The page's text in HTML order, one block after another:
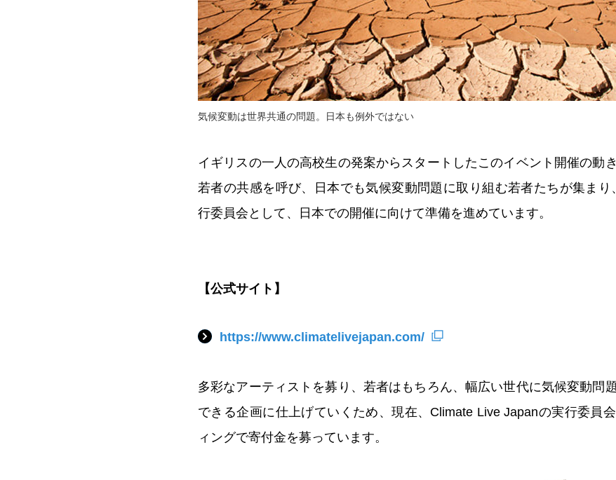
気候変動は世界共通の問題。日本も例外ではない
イギリスの一人の高校生の発案からスタートしたこのイベント開催の動
若者の共感を呼び、日本でも気候変動問題に取り組む若者たちが集まり
行委員会として、日本での開催に向けて準備を進めています。
【公式サイト】
https://www.climatelivejapan.com/
多彩なアーティストを募り、若者はもちろん、幅広い世代に気候変動問
できる企画に仕上げていくため、現在、Climate Live Japanの実行委員
ィングで寄付金を募っています。